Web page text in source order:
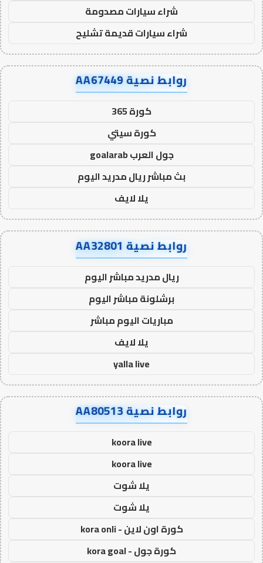
شراء سيارات مصدومة
شراء سيارات قديمة تشليح
روابط نصية AA67449
كورة 365
كورة سيتي
جول العرب goalarab
بث مباشر ريال مدريد اليوم
يلا لايف
روابط نصية AA32801
ريال مدريد مباشر اليوم
برشلونة مباشر اليوم
مباريات اليوم مباشر
يلا لايف
yalla live
روابط نصية AA80513
koora live
koora live
يلا شوت
يلا شوت
كورة اون لاين - kora onli
كورة جول - kora goal